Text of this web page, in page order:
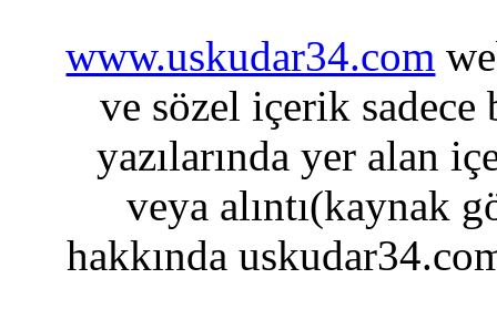
www.uskudar34.com
ve sözel içerik sadece
yazılarında yer alan
veya alıntı(kaynak
hakkında